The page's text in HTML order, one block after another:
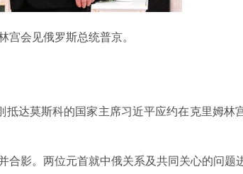
宫会见俄罗斯总统普京。
达莫斯科的国家主席习近平应约在克里姆林
影。两位元首就中俄关系及共同关心的问题